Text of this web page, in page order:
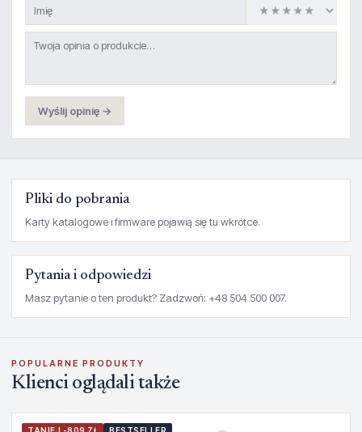
Wyślij opinię →
Pliki do pobrania
Karty katalogowe i firmware pojawią się tu wkrótce.
Pytania i odpowiedzi
Masz pytanie o ten produkt? Zadzwoń: +48 504 500 007.
POPULARNE PRODUKTY
Klienci oglądali także